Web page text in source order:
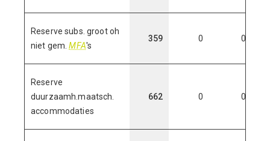
Reserve subs. groot oh
niet gem.MFA's
359 0 0
Reserve
duurzaamh.maatsch.
accommodaties
662 0 0